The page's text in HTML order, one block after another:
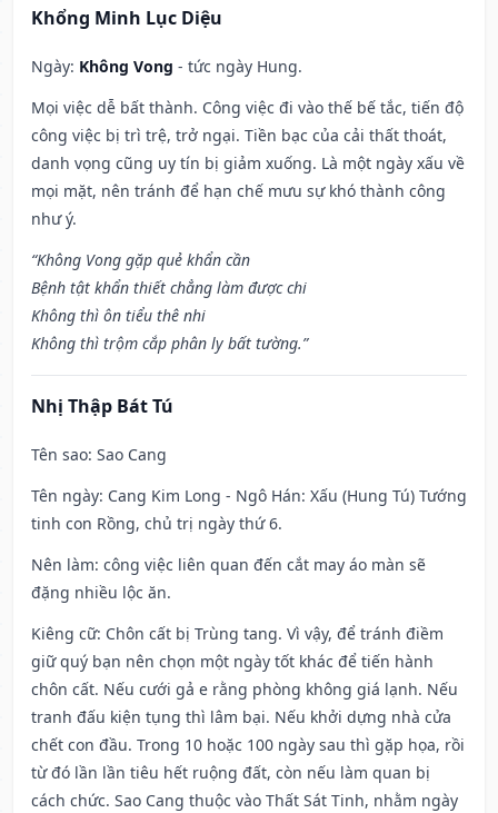
Khổng Minh Lục Diệu
Ngày: Không Vong - tức ngày Hung.
Mọi việc dễ bất thành. Công việc đi vào thế bế tắc, tiến độ
công việc bị trì trệ, trở ngại. Tiền bạc của cải thất thoát,
danh vọng cũng uy tín bị giảm xuống. Là một ngày xấu về
mọi mặt, nên tránh để hạn chế mưu sự khó thành công
như ý.
“Không Vong gặp quẻ khẩn cần
Bệnh tật khẩn thiết chẳng làm được chi
Không thì ôn tiểu thê nhi
Không thì trộm cắp phân ly bất tường.”
Nhị Thập Bát Tú
Tên sao: Sao Cang
Tên ngày: Cang Kim Long - Ngô Hán: Xấu (Hung Tú) Tướng
tinh con Rồng, chủ trị ngày thứ 6.
Nên làm: công việc liên quan đến cắt may áo màn sẽ
đặng nhiều lộc ăn.
Kiêng cữ: Chôn cất bị Trùng tang. Vì vậy, để tránh điềm
giữ quý bạn nên chọn một ngày tốt khác để tiến hành
chôn cất. Nếu cưới gả e rằng phòng không giá lạnh. Nếu
tranh đấu kiện tụng thì lâm bại. Nếu khởi dựng nhà cửa
chết con đầu. Trong 10 hoặc 100 ngày sau thì gặp họa, rồi
từ đó lần lần tiêu hết ruộng đất, còn nếu làm quan bị
cách chức. Sao Cang thuộc vào Thất Sát Tinh, nhằm ngày